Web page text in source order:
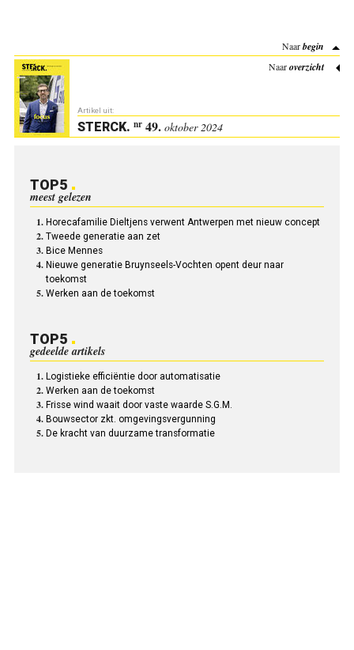
Naarbegin
Naaroverzicht
Artikel uit:
STERCK. nr49. oktober 2024
TOP5
meest gelezen
Horecafamilie Dieltjens verwent Antwerpen met nieuw concept
Tweede generatie aan zet
Bice Mennes
Nieuwe generatie Bruynseels-Vochten opent deur naar
toekomst
Werken aan de toekomst
TOP5
gedeelde artikels
Logistieke efficiëntie door automatisatie
Werken aan de toekomst
Frisse wind waait door vaste waarde S.G.M.
Bouwsector zkt. omgevingsvergunning
De kracht van duurzame transformatie